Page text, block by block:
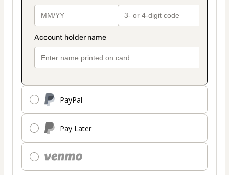
PayPal
Pay Later